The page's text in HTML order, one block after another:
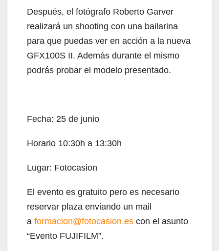
Después, el fotógrafo Roberto Garver
realizará un shooting con una bailarina
para que puedas ver en acción a la nueva
GFX100S II. Además durante el mismo
podrás probar el modelo presentado.
Fecha: 25 de junio
Horario 10:30h a 13:30h
Lugar: Fotocasion
El evento es gratuito pero es necesario
reservar plaza enviando un mail
a formacion@fotocasion.es con el asunto
“Evento FUJIFILM”.